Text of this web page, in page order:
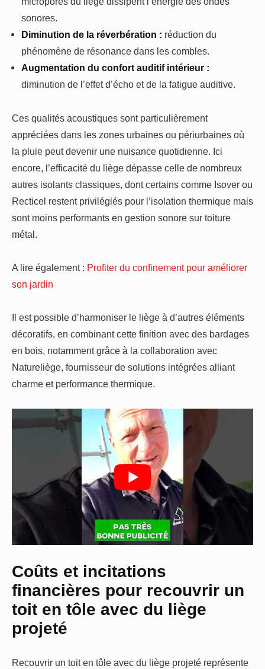
sonores.
Diminution de la réverbération : réduction du
phénomène de résonance dans les combles.
Augmentation du confort auditif intérieur :
diminution de l’effet d’écho et de la fatigue auditive.
Ces qualités acoustiques sont particulièrement
appréciées dans les zones urbaines ou périurbaines où
la pluie peut devenir une nuisance quotidienne. Ici
encore, l’efficacité du liège dépasse celle de nombreux
autres isolants classiques, dont certains comme Isover ou
Recticel restent privilégiés pour l’isolation thermique mais
sont moins performants en gestion sonore sur toiture
métal.
A lire également : Profiter du confinement pour améliorer
son jardin
Il est possible d’harmoniser le liège à d’autres éléments
décoratifs, en combinant cette finition avec des bardages
en bois, notamment grâce à la collaboration avec
Natureliège, fournisseur de solutions intégrées alliant
charme et performance thermique.
Coûts et incitations
financières pour recouvrir un
toit en tôle avec du liège
projeté
Recouvrir un toit en tôle avec du liège projeté représente